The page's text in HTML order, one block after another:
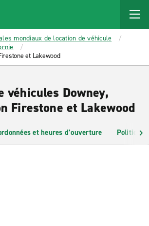
mondiaux de location de véhicule
et Lakewood
véhicules Downey,
Firestone et Lakewood
et heures d’ouverture Politiques